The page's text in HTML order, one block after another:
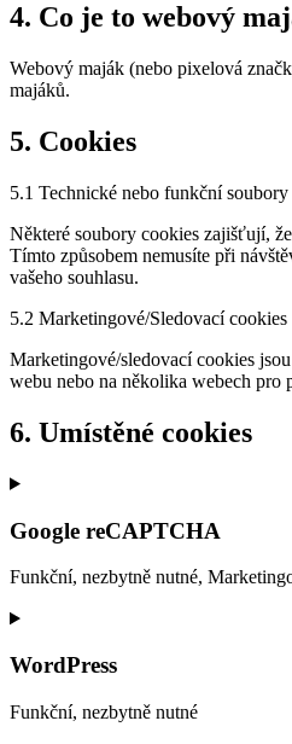
4. Co je to webový
Webový maják (nebo pixelová
majáků.
5. Cookies
5.1 Technické nebo funkční
Některé soubory cookies zajišťují,
Tímto způsobem nemusíte při
vašeho souhlasu.
5.2 Marketingové/Sledovací cookies
Marketingové/sledovací cookies
webu nebo na několika webech pro
6. Umístěné cookies
Google reCAPTCHA
Funkční, nezbytně nutné,
Consent
service
recaptcha
WordPress
Funkční, nezbytně nutné